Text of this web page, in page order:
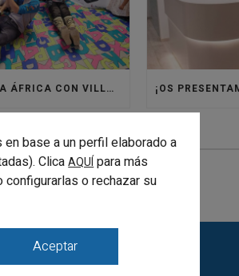
VOLVEMOS A ÁFRICA CON VILLASUR RAID
base a un perfil elaborado a
ClicaAQUÍpara más
o rechazar su
Aceptar